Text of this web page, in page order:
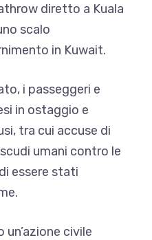
diretto a Kuala
scalo
in Kuwait.
i passeggeri e
in ostaggio e
tra cui accuse di
umani contro le
essere stati
civile